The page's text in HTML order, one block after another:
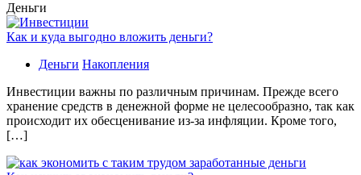
Деньги
Как и куда выгодно вложить деньги?
Деньги Накопления
Инвестиции важны по различным причинам. Прежде всего
хранение средств в денежной форме не целесообразно, так как
происходит их обесценивание из-за инфляции. Кроме того,
[…]